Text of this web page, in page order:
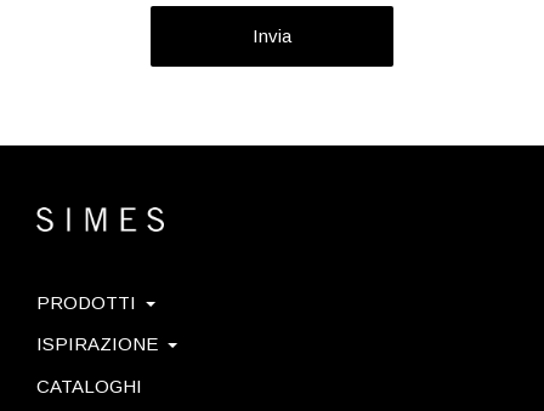
Invia
PRODOTTI
ISPIRAZIONE
CATALOGHI